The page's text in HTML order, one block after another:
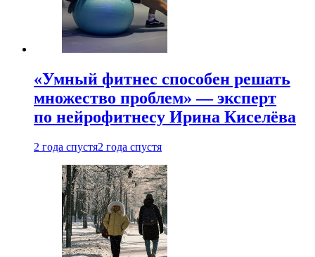
«Умный фитнес способен решать
множество проблем» — эксперт
по нейрофитнесу Ирина Киселёва
2 года спустя2 года спустя